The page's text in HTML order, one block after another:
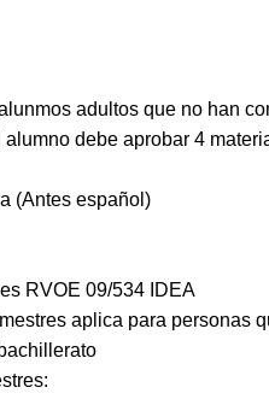
adultos que no han
debe aprobar 4
(Antes español)
RVOE 09/534 IDEA
aplica para personas